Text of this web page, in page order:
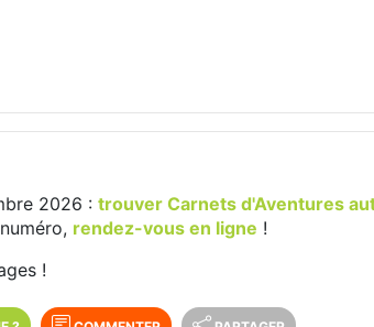
2026 : trouver Carnets d'Aventures
rendez-vous en ligne !
!